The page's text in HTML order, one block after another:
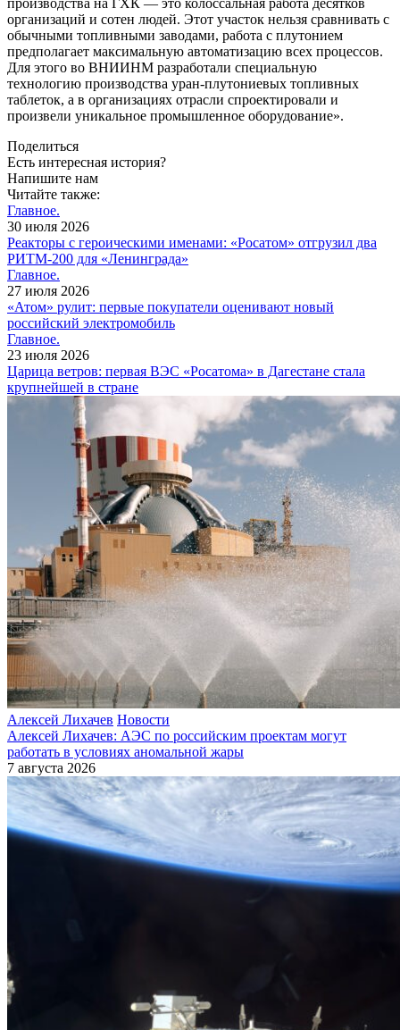
производства на ГХК — это колоссальная работа десятков
организаций и сотен людей. Этот участок нельзя сравнивать с
обычными топливными заводами, работа с плутонием
предполагает максимальную автоматизацию всех процессов.
Для этого во ВНИИНМ разработали специальную
технологию производства уран-плутониевых топливных
таблеток, а в организациях отрасли спроектировали и
произвели уникальное промышленное оборудование».
Поделиться
Есть интересная история?
Напишите нам
Читайте также:
Главное.
30 июля 2026
Реакторы с героическими именами: «Росатом» отгрузил два
РИТМ-200 для «Ленинграда»
Главное.
27 июля 2026
«Атом» рулит: первые покупатели оценивают новый
российский электромобиль
Главное.
23 июля 2026
Царица ветров: первая ВЭС «Росатома» в Дагестане стала
крупнейшей в стране
Алексей Лихачев Новости
Алексей Лихачев: АЭС по российским проектам могут
работать в условиях аномальной жары
7 августа 2026